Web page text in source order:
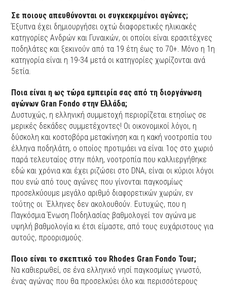
Σε ποιους απευθύνονται οι συγκεκριμένοι αγώνες;
Έξυπνα έχει δημιουργήσει οχτώ διαφορετικές ηλικιακές
κατηγορίες Ανδρών και Γυναικών, οι οποίοι είναι ερασιτέχνες
ποδηλάτες και ξεκινούν από τα 19 έτη έως το 70+. Μόνο η 1η
κατηγορία είναι η 19-34 μετά οι κατηγορίες χωρίζονται ανά
5ετία.
Ποια είναι η ως τώρα εμπειρία σας από τη διοργάνωση
αγώνων Gran Fondo στην Ελλάδα;
Δυστυχώς, η ελληνική συμμετοχή περιορίζεται ετησίως σε
μερικές δεκάδες συμμετέχοντες! Οι οικονομικοί λόγοι, η
δύσκολη και κοστοβόρα μετακίνηση και η κακή νοοτροπία του
έλληνα ποδηλάτη, ο οποίος προτιμάει να είναι 1ος στο χωριό
παρά τελευταίος στην πόλη, νοοτροπία που καλλιεργήθηκε
εδώ και χρόνια και έχει ριζώσει στο DNA, είναι οι κύριοι λόγοι
που ενώ από τους αγώνες που γίνονται παγκοσμίως
προσελκύουμε μεγάλο αριθμό διαφορετικών χωρών, εν
τούτης οι Έλληνες δεν ακολουθούν. Ευτυχώς, που η
Παγκόσμια Ένωση Ποδηλασίας βαθμολογεί τον αγώνα με
υψηλή βαθμολογία κι έτσι είμαστε, από τους ευχάριστους για
αυτούς, προορισμούς.
Ποιο είναι το σκεπτικό του Rhodes Gran Fondo Tour;
Να καθιερωθεί, σε ένα ελληνικό νησί παγκοσμίως γνωστό,
ένας αγώνας που θα προσελκύει όλο και περισσότερους